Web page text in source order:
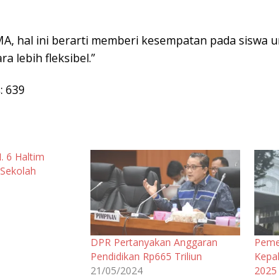
hal ini berarti memberi kesempatan pada siswa
lebih fleksibel.”
639
6 Haltim
DPR Pertanyakan Anggaran
Pendidikan Rp665 Triliun
21/05/2024
2025